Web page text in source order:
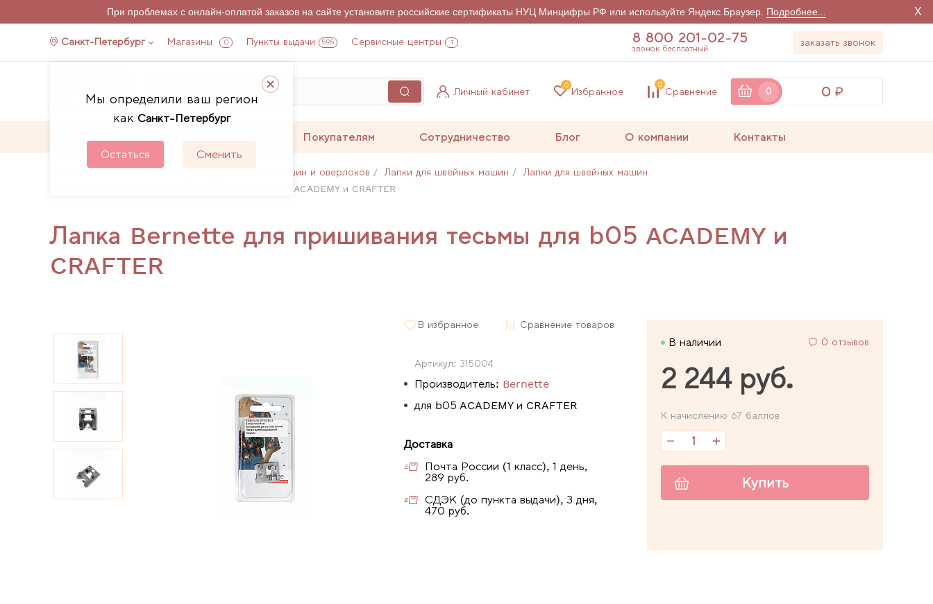
При проблемах с онлайн-оплатой заказов на сайте установите российские сертификаты НУЦ Минцифры РФ или используйте Яндекс.Браузер. Подробнее... X
Санкт-Петербург Магазины 0 Пункты выдачи 595 Сервисные центры 1
Мы определили ваш регион
как Санкт-Петербург
Остаться Сменить
8 800 201-02-75
звонок бесплатный
заказать звонок
Личный кабинет Избранное
0
Сравнение
0
0 0
Покупателям Сотрудничество Блог О компании Контакты
Каталог Аксессуары для швейных машин и оверлоков Лапки для швейных машин
Лапки для швейных машин
Лапка Bernette для пришивания тесьмы для b05 ACADEMY и CRAFTER
Лапка Bernette для пришивания тесьмы для b05 ACADEMY и
CRAFTER
В избранное Сравнение товаров
Артикул: 315004
Производитель: Bernette
для b05 ACADEMY и CRAFTER
Доставка
Почта России (1 класс), 1 день,
289 руб.
СДЭК (до пункта выдачи), 3 дня,
470 руб.
В наличии 0 отзывов
2 244 руб.
К начислению 67 баллов
Купить